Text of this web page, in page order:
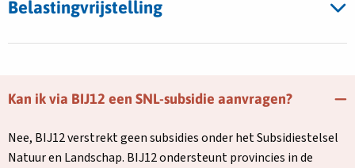
Belastingvrijstelling
Kan ik via BIJ12 een SNL-subsidie aanvragen?
Nee, BIJ12 verstrekt geen subsidies onder het Subsidiestelsel
Natuur en Landschap. BIJ12 ondersteunt provincies in de